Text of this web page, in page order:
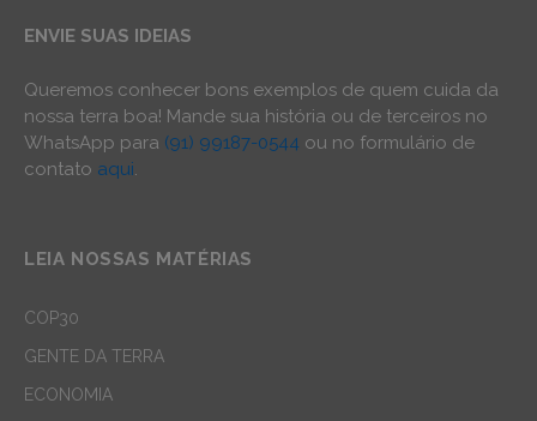
ENVIE SUAS IDEIAS
Queremos conhecer bons exemplos de quem cuida da
nossa terra boa! Mande sua história ou de terceiros no
WhatsApp para (91) 99187-0544 ou no formulário de
contato aqui.
LEIA NOSSAS MATÉRIAS
COP30
GENTE DA TERRA
ECONOMIA